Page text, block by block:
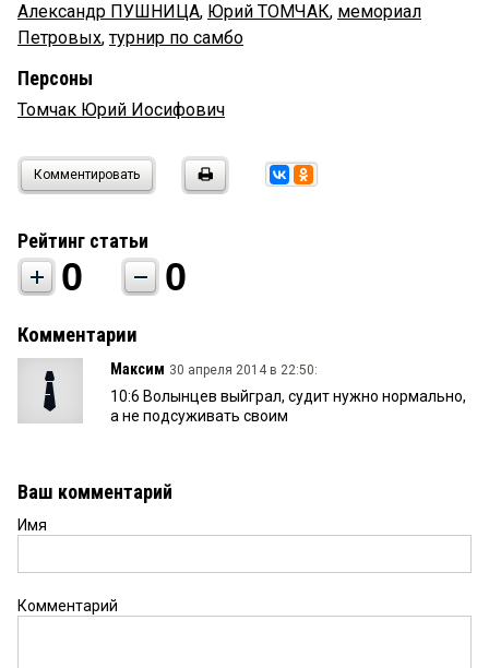
Александр ПУШНИЦА, Юрий ТОМЧАК, мемориал
Петровых,турнир по самбо
Персоны
Томчак Юрий Иосифович
Комментировать
Рейтинг статьи
0 0
Комментарии
Максим 30 апреля 2014 в 22:50:
10:6 Волынцев выйграл, судит нужно нормально,
а не подсуживать своим
Ваш комментарий
Имя
Комментарий